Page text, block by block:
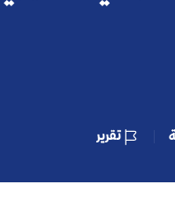
تقرير